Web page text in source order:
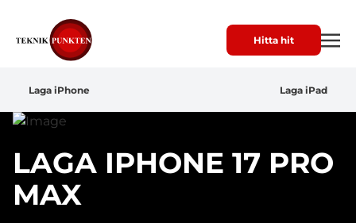
Hitta hit
Laga iPhone Laga iPad
LAGA IPHONE 17 PRO
MAX